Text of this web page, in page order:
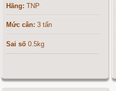
Hãng: TNP
Mức cân: 3 tấn
Sai số 0.5kg